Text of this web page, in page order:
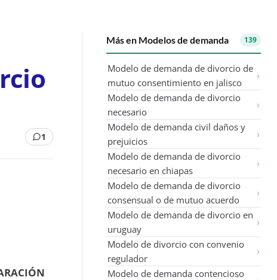
1
Más en Modelos de demanda 139
Modelo de demanda de divorcio de
mutuo consentimiento en jalisco
Modelo de demanda de divorcio
necesario
Modelo de demanda civil daños y
prejuicios
Modelo de demanda de divorcio
necesario en chiapas
Modelo de demanda de divorcio
consensual o de mutuo acuerdo
Modelo de demanda de divorcio en
uruguay
Modelo de divorcio con convenio
regulador
Modelo de demanda contencioso